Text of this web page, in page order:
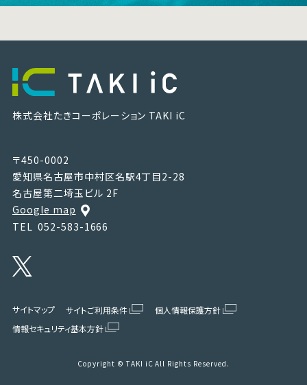
株式会社たきコーポレーション TAKI iC
〒450-0002
愛知県名古屋市中村区名駅4丁目2-28
名古屋第二埼玉ビル 2F
Google map
TEL 052-583-1666
サイトマップ サイトご利用条件
個人情報保護方針
情報セキュリティ基本方針
Copyright © TAKI iC All Rights Reserved.